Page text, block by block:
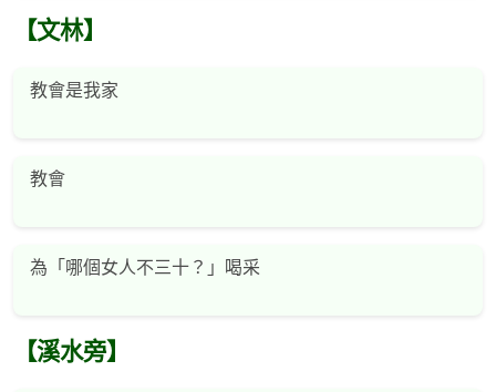
【文林】
教會是我家
教會
為「哪個女人不三十？」喝采
【溪水旁】